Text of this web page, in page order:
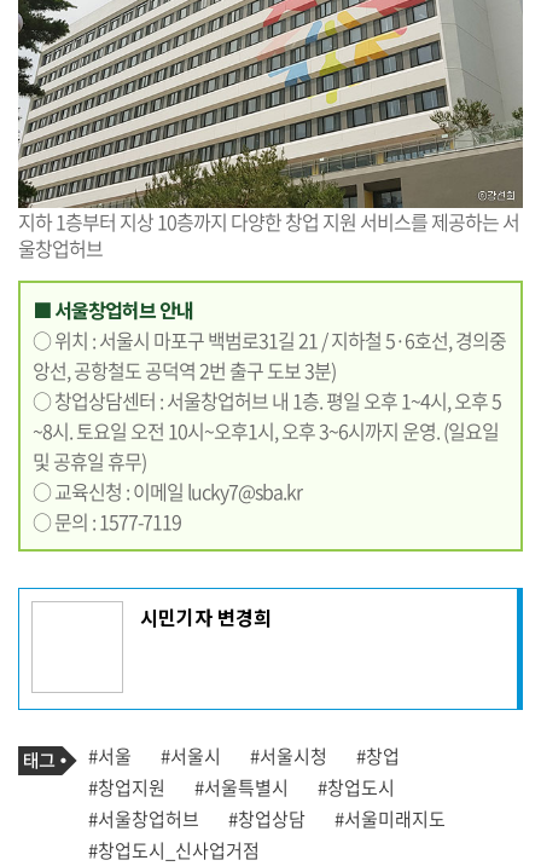
지하 1층부터 지상 10층까지 다양한 창업 지원 서비스를 제공하는 서
울창업허브
■ 서울창업허브 안내
○ 위치 : 서울시 마포구 백범로31길 21 / 지하철 5·6호선, 경의중
앙선, 공항철도 공덕역 2번 출구 도보 3분)
○ 창업상담센터 : 서울창업허브 내 1층. 평일 오후 1~4시, 오후 5
~8시. 토요일 오전 10시~오후1시, 오후 3~6시까지 운영. (일요일
및 공휴일 휴무)
○ 교육신청 : 이메일 lucky7@sba.kr
○ 문의 : 1577-7119
기
자
프
필
시민기자 변경희
기
사
관
련
태
그
태
그
#서울 #서울시 #서울시청
#창업
#창업지원
#서울특별시
#창업도시
#서울창업허브
#창업상담
#서울미래지도
#창업도시_신사업거점